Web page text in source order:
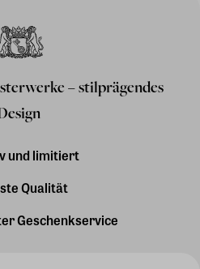
– stilprägendes
und limitiert
Qualität
Geschenkservice